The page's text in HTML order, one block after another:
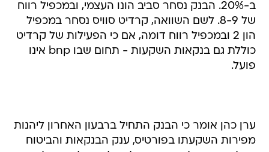
ב-20%. הבנק נסחר סביב הונו העצמי, ובמכפיל רווח
של 8-9. לשם השוואה, קרדיט סוויס נסחר במכפיל
הון 2 ובמכפיל רווח דומה, אם כי הפעילות של קרדיט
כוללת גם בנקאות השקעות - תחום שבו bnp אינו
פועל.
ערן כהן אומר כי הבנק התחיל ברבעון האחרון ליהנות
מפירות השקעתו בפורטיס, ענק הבנקאות והביטוח